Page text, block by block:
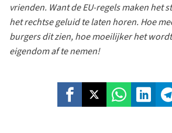
vrienden. Want de EU-regels maken het
het rechtse geluid te laten horen. Hoe
burgers dit zien, hoe moeilijker het
eigendom af te nemen!